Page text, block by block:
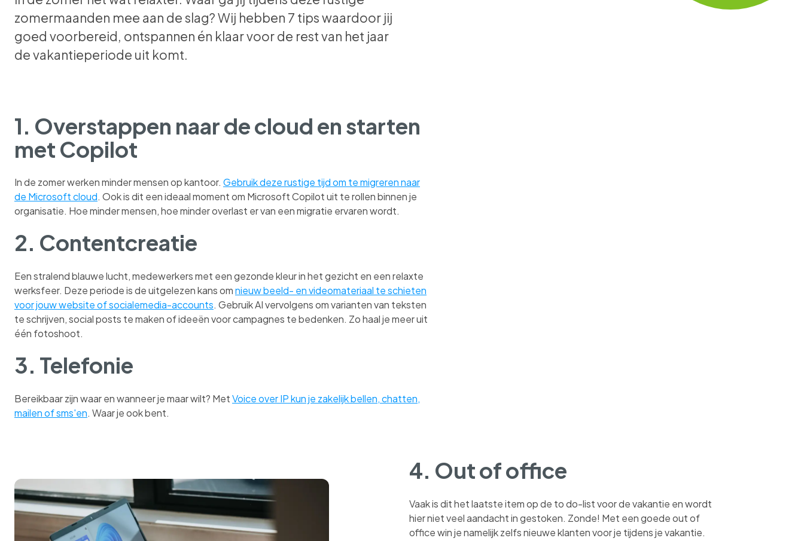
zomermaanden mee aan de slag? Wij hebben 7 tips waardoor jij
goed voorbereid, ontspannen én klaar voor de rest van het jaar
de vakantieperiode uit komt.
1. Overstappen naar de cloud en starten
met Copilot
In de zomer werken minder mensen op kantoor. Gebruik deze rustige tijd om te migreren naar
de Microsoft cloud. Ook is dit een ideaal moment om Microsoft Copilot uit te rollen binnen je
organisatie. Hoe minder mensen, hoe minder overlast er van een migratie ervaren wordt.
2. Contentcreatie
Een stralend blauwe lucht, medewerkers met een gezonde kleur in het gezicht en een relaxte
werksfeer. Deze periode is de uitgelezen kans omnieuw beeld- en videomateriaal te schieten
voor jouw website of socialemedia-accounts. Gebruik AI vervolgens om varianten van teksten
te schrijven, social posts te maken of ideeën voor campagnes te bedenken. Zo haal je meer uit
één fotoshoot.
3. Telefonie
Bereikbaar zijn waar en wanneer je maar wilt? MetVoice over IP kun je zakelijk bellen, chatten,
mailen of sms'en. Waar je ook bent.
4. Out of office
Vaak is dit het laatste item op de to do-list voor de vakantie en wordt
hier niet veel aandacht in gestoken. Zonde! Met een goede out of
office win je namelijk zelfs nieuwe klanten voor je tijdens je vakantie.